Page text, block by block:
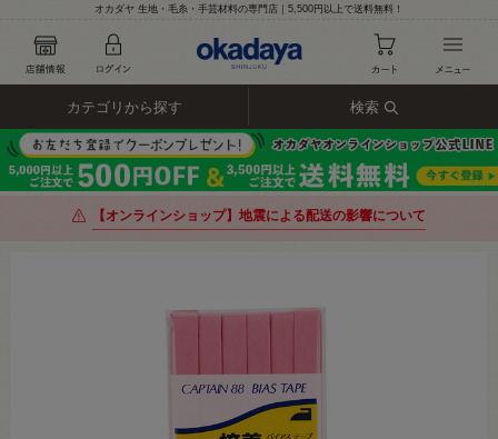
オカダヤ 生地・毛糸・手芸材料の専門店｜5,500円以上で送料無料！
カテゴリから探す 検索
【オンラインショップ】地震による配送の影響について